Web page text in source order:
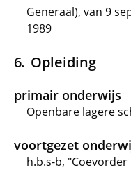
Generaal), van 9
1989
Opleiding
primair onderwijs
Openbare lagere
voortgezet
h.b.s-b,